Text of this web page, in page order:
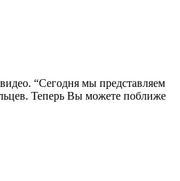
“Сегодня мы представляем
Теперь Вы можете поближе